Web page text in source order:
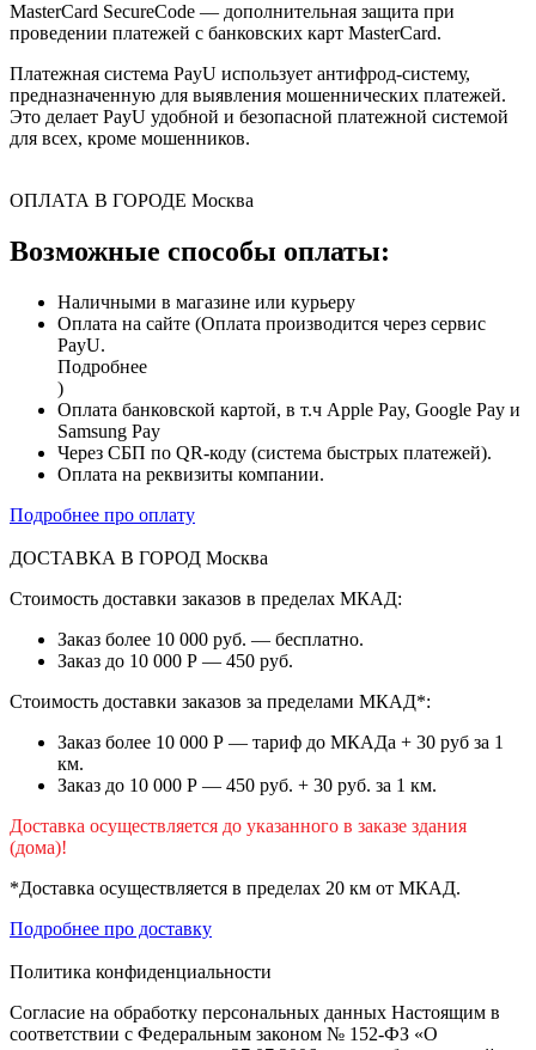
MasterCard SecureCode — дополнительная защита при
проведении платежей с банковских карт MasterCard.
Платежная система PayU использует антифрод-систему,
предназначенную для выявления мошеннических платежей.
Это делает PayU удобной и безопасной платежной системой
для всех, кроме мошенников.
ОПЛАТА В ГОРОДЕ Москва
Возможные способы оплаты:
Наличными в магазине или курьеру
Оплата на сайте (Оплата производится через сервис
PayU.
Подробнее
)
Оплата банковской картой, в т.ч Apple Pay, Google Pay и
Samsung Pay
Через СБП по QR-коду (система быстрых платежей).
Оплата на реквизиты компании.
Подробнее про оплату
ДОСТАВКА В ГОРОД Москва
Стоимость доставки заказов в пределах МКАД:
Заказ более 10 000 руб. — бесплатно.
Заказ до 10 000 Р — 450 руб.
Стоимость доставки заказов за пределами МКАД*:
Заказ более 10 000 Р — тариф до МКАДа + 30 руб за 1
км.
Заказ до 10 000 Р — 450 руб. + 30 руб. за 1 км.
Доставка осуществляется до указанного в заказе здания
(дома)!
*Доставка осуществляется в пределах 20 км от МКАД.
Подробнее про доставку
Политика конфиденциальности
Согласие на обработку персональных данных Настоящим в
соответствии с Федеральным законом № 152-ФЗ «О